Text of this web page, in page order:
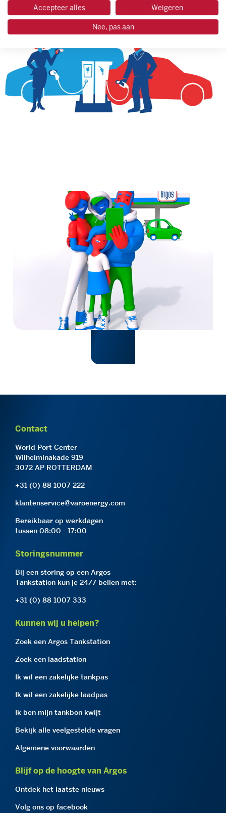
Contact
World Port Center
Wilhelminakade 919
3072 AP ROTTERDAM
+31 (0) 88 1007 222
klantenservice@varoenergy.com
Bereikbaar op werkdagen
tussen 08:00 - 17:00
Storingsnummer
Bij een storing op een Argos
Tankstation kun je 24/7 bellen met:
+31 (0) 88 1007 333
Kunnen wij u helpen?
Zoek een Argos Tankstation
Zoek een laadstation
Ik wil een zakelijke tankpas
Ik wil een zakelijke laadpas
Ik ben mijn tankbon kwijt
Bekijk alle veelgestelde vragen
Algemene voorwaarden
Blijf op de hoogte van Argos
Ontdek het laatste nieuws
Volg ons op facebook
Accepteer alles Weigeren
Nee, pas aan